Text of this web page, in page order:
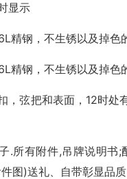
显示
精钢，不生锈以及掉色
精钢，不生锈以及掉色
，弦把和表面，12时处
子.所有附件,吊牌说明书;
图)送礼、自带彰显品